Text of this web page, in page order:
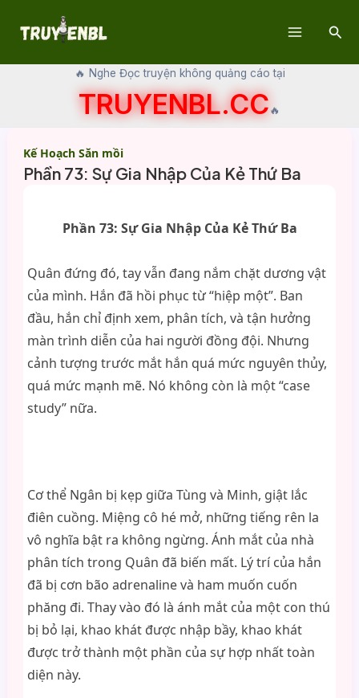
🔥 Nghe Đọc truyện không quảng cáo tại
TRUYENBL.CC🔥
Kế Hoạch Săn mồi
Phần 73: Sự Gia Nhập Của Kẻ Thứ Ba
Phần 73: Sự Gia Nhập Của Kẻ Thứ Ba
Quân đứng đó, tay vẫn đang nắm chặt dương vật
của mình. Hắn đã hồi phục từ “hiệp một”. Ban
đầu, hắn chỉ định xem, phân tích, và tận hưởng
màn trình diễn của hai người đồng đội. Nhưng
cảnh tượng trước mắt hắn quá mức nguyên thủy,
quá mức mạnh mẽ. Nó không còn là một “case
study” nữa.
Cơ thể Ngân bị kẹp giữa Tùng và Minh, giật lắc
điên cuồng. Miệng cô hé mở, những tiếng rên la
vô nghĩa bật ra không ngừng. Ánh mắt của nhà
phân tích trong Quân đã biến mất. Lý trí của hắn
đã bị cơn bão adrenaline và ham muốn cuốn
phăng đi. Thay vào đó là ánh mắt của một con thú
bị bỏ lại, khao khát được nhập bầy, khao khát
được trở thành một phần của sự hợp nhất toàn
diện này.